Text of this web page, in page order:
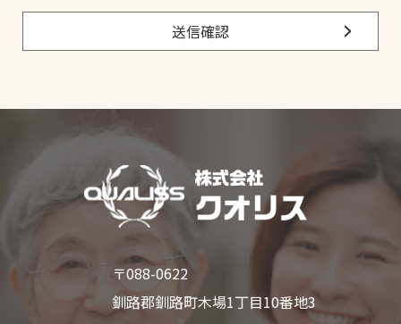
■個人情報の適正な管理を行う方法
当社では個人情報の管理を行う上で、全てデジタルデータ
管理が行われており、収集された個人情報は当社データベ
■クッキー（Cookie）について
当サイトでは、皆様のサイト利用の利便性を図るために、
クッキーを利用しています。これは、皆様とのやりとりを
お使いのPCにクッキーとして保存して頂くことで、2回目
以降のフォームへの入力を簡素化したりする機能です。
また、この機能はお使いのブラウザによって、事前にクッ
キーを使用サイトであることを表示したり、受け取りを拒
否することができます。
■このサイトにおける個人情報取扱いに関する考え方につ
当サイトにおける、個人情報取扱いに関する考え方は、今
シ
ポ
ー
送信確認
〒088-0622
釧路郡釧路町木場1丁目10番地3